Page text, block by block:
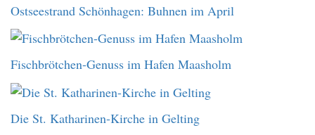
Ostseestrand Schönhagen: Buhnen im April
Fischbrötchen-Genuss im Hafen Maasholm
Die St. Katharinen-Kirche in Gelting